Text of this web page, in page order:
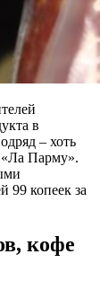
в
– хоть
«Ла Парму».
99 копеек за
кофе